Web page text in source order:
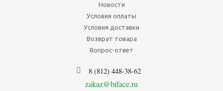
Новости
Условия оплаты
Условия доставки
Возврат товара
Вопрос-ответ
8 (812) 448-38-62
zakaz@biface.ru